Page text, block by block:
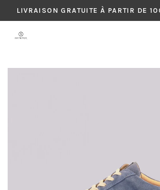
LIVRAISON GRATUITE À PARTIR DE